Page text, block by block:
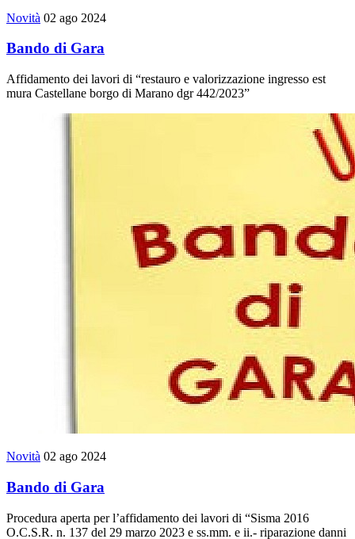
Novità 02 ago 2024
Bando di Gara
Affidamento dei lavori di “restauro e valorizzazione ingresso est
mura Castellane borgo di Marano dgr 442/2023”
Novità 02 ago 2024
Bando di Gara
Procedura aperta per l’affidamento dei lavori di “Sisma 2016
O.C.S.R. n. 137 del 29 marzo 2023 e ss.mm. e ii.- riparazione danni